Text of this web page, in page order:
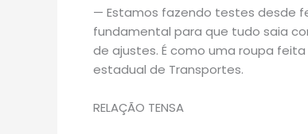
— Estamos fazendo testes desde
fundamental para que tudo saia
de ajustes. É como uma roupa
estadual de Transportes.
RELAÇÃO TENSA